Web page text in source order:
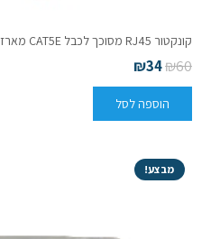
קונקטור RJ45 מסוכך לכבל CAT5E מארז 20 יחידות
₪60
₪34
הוספה לסל
מבצע!